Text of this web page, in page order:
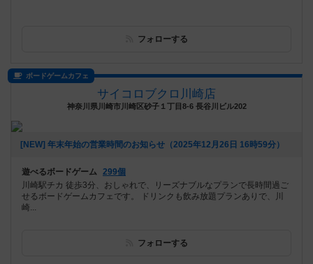
フォローする
ボードゲームカフェ
サイコロブクロ川崎店
神奈川県川崎市川崎区砂子１丁目8-6 長谷川ビル202
[NEW] 年末年始の営業時間のお知らせ（2025年12月26日 16時59分）
遊べるボードゲーム 299個
川崎駅チカ 徒歩3分、おしゃれで、リーズナブルなプランで長時間過ご
せるボードゲームカフェです。 ドリンクも飲み放題プランありで、川
崎...
フォローする